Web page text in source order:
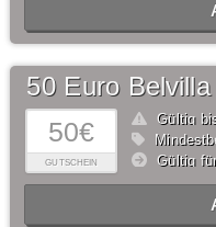
50€
GUTSCHEIN
50 Euro
Gültig
Gültig